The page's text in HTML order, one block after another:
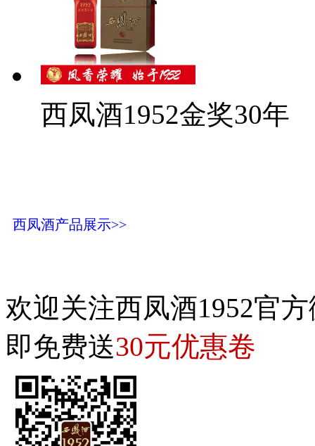
西凤酒1952金奖30年
西凤酒产品展示>>
欢迎关注西凤酒1952官
即免费送30元优惠卷